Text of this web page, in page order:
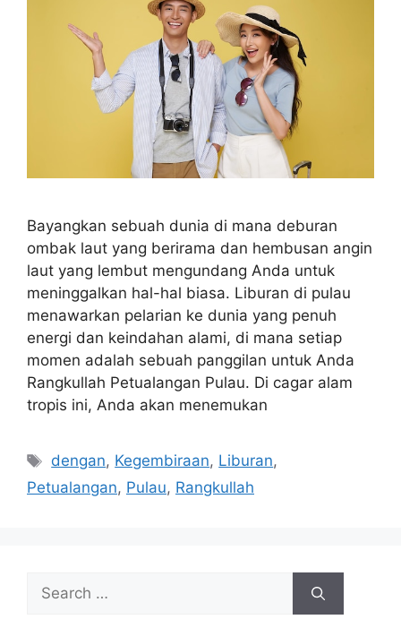
Bayangkan sebuah dunia di mana deburan
ombak laut yang berirama dan hembusan angin
laut yang lembut mengundang Anda untuk
meninggalkan hal-hal biasa. Liburan di pulau
menawarkan pelarian ke dunia yang penuh
energi dan keindahan alami, di mana setiap
momen adalah sebuah panggilan untuk Anda
Rangkullah Petualangan Pulau. Di cagar alam
tropis ini, Anda akan menemukan
Tags
dengan, Kegembiraan, Liburan,
Petualangan, Pulau, Rangkullah
Search
for: